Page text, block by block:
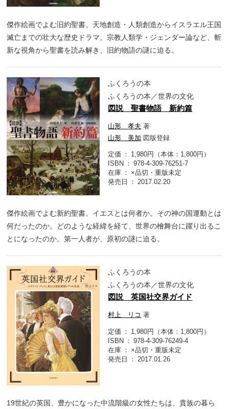
傑作絵画でよむ旧約聖書。天地創造・人類創造からイスラエル王国
滅亡までの壮大な歴史ドラマ。宗教人類学・ジェンダー論など、斬
新な視角から聖書を読み解き、旧約物語の謎に迫る。
ふくろうの本
ふくろうの本／世界の文化
図説 聖書物語 新約篇
山形 孝夫 著
山形 美加 図版登録
定価
1,980円（本体：1,800円）
ISBN
978-4-309-76251-7
在庫
×品切・重版未定
発売日
2017.02.20
傑作絵画でよむ新約聖書。イエスとは何者か。その神の国運動とは
何だったのか。どのような経緯を経て、世界の檜舞台に躍り出るこ
とになったのか。第一人者が、原初の謎に迫る。
ふくろうの本
ふくろうの本／世界の文化
図説 英国社交界ガイド
村上 リコ 著
定価
1,980円（本体：1,800円）
ISBN
978-4-309-76249-4
在庫
×品切・重版未定
発売日
2017.01.26
19世紀の英国、豊かになった中流階級の女性たちは、貴族の暮ら